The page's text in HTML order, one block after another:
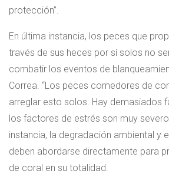
protección”.
En última instancia, los peces que
través de sus heces por sí solos no
combatir los eventos de
Correa. “Los peces comedores de
arreglar esto solos. Hay demasiados
los factores de estrés son muy
instancia, la degradación ambiental y
deben abordarse directamente para
de coral en su totalidad.